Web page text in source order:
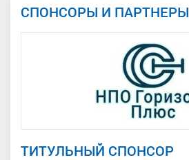
СПОНСОРЫ И ПАРТНЕРЫ
ТИТУЛЬНЫЙ СПОНСОР